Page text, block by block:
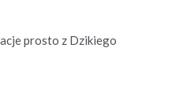
prosto z Dzikiego